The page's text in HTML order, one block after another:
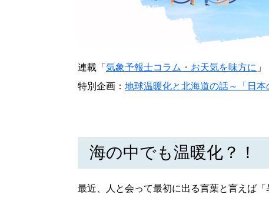
連載「気象予報士コラム・お天気を味方に 」
特別企画： 地球温暖化と北海道の話～「日
海の中でも温暖化？！
最近、人と会って最初に出る言葉と言えば